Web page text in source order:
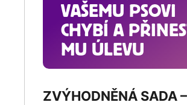
VAŠEMU PSOVI
CHYBÍ A
MU ÚLEVU
ZVÝHODNĚNÁ SADA –